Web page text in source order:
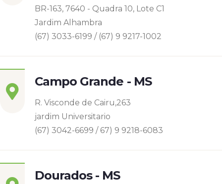
BR-163, 7640 - Quadra 10, Lote C1
Jardim Alhambra
(67) 3033-6199 / (67) 9 9217-1002
Campo Grande - MS
R. Visconde de Cairu,263
jardim Universitario
(67) 3042-6699 / 67) 9 9218-6083
Dourados - MS